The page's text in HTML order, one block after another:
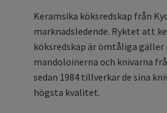
Keramsika köksredskap från
marknadsledende. Ryktet att
köksredskap är ömtåliga gäller
mandoloinerna och knivarna
sedan 1984 tillverkar de sina
högsta kvalitet.